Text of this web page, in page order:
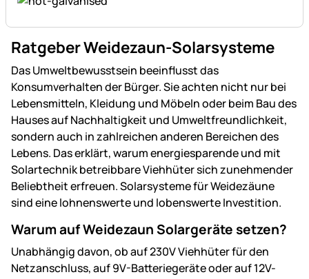
Ratgeber Weidezaun-Solarsysteme
Das Umweltbewusstsein beeinflusst das
Konsumverhalten der Bürger. Sie achten nicht nur bei
Lebensmitteln, Kleidung und Möbeln oder beim Bau des
Hauses auf Nachhaltigkeit und Umweltfreundlichkeit,
sondern auch in zahlreichen anderen Bereichen des
Lebens. Das erklärt, warum energiesparende und mit
Solartechnik betreibbare Viehhüter sich zunehmender
Beliebtheit erfreuen. Solarsysteme für Weidezäune
sind eine lohnenswerte und lobenswerte Investition.
Warum auf Weidezaun Solargeräte setzen?
Unabhängig davon, ob auf 230V Viehhüter für den
Netzanschluss, auf 9V-Batteriegeräte oder auf 12V-